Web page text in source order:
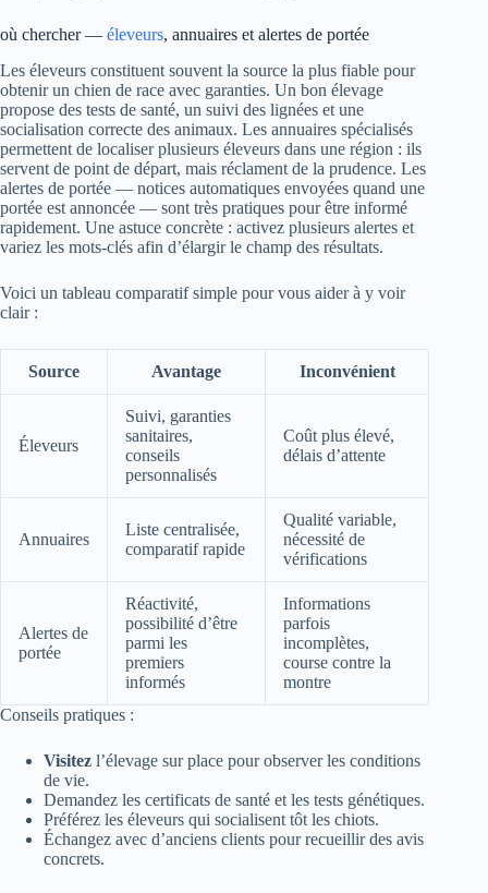
où chercher — éleveurs, annuaires et alertes de portée
Les éleveurs constituent souvent la source la plus fiable pour
obtenir un chien de race avec garanties. Un bon élevage
propose des tests de santé, un suivi des lignées et une
socialisation correcte des animaux. Les annuaires spécialisés
permettent de localiser plusieurs éleveurs dans une région : ils
servent de point de départ, mais réclament de la prudence. Les
alertes de portée — notices automatiques envoyées quand une
portée est annoncée — sont très pratiques pour être informé
rapidement. Une astuce concrète : activez plusieurs alertes et
variez les mots-clés afin d’élargir le champ des résultats.
Voici un tableau comparatif simple pour vous aider à y voir
clair :
Source Avantage Inconvénient
Éleveurs
Suivi, garanties
sanitaires,
conseils
personnalisés
Coût plus élevé,
délais d’attente
Annuaires
Liste centralisée,
comparatif rapide
Qualité variable,
nécessité de
vérifications
Alertes de
portée
Réactivité,
possibilité d’être
parmi les
premiers
informés
Informations
parfois
incomplètes,
course contre la
montre
Conseils pratiques :
Visitez l’élevage sur place pour observer les conditions
de vie.
Demandez les certificats de santé et les tests génétiques.
Préférez les éleveurs qui socialisent tôt les chiots.
Échangez avec d’anciens clients pour recueillir des avis
concrets.